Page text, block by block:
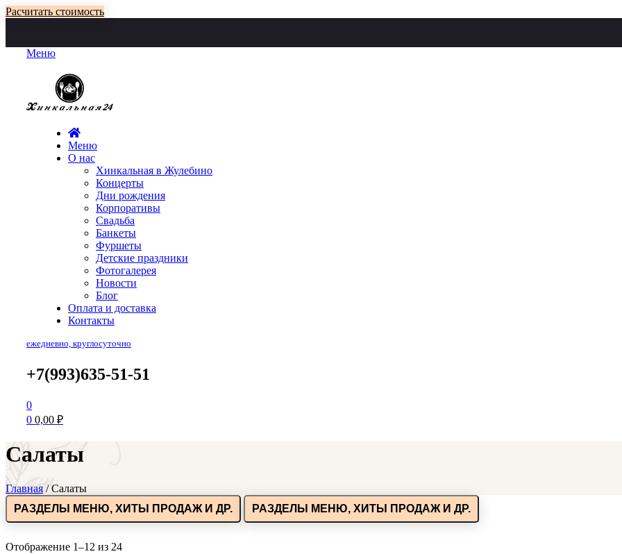
Расчитать стоимость
Меню
Меню
О нас
Хинкальная в Жулебино
Концерты
Дни рождения
Корпоративы
Свадьба
Банкеты
Фуршеты
Детские праздники
Фотогалерея
Новости
Блог
Оплата и доставка
Контакты
ежедневно, круглосуточно
+7(993)635-51-51
0
0 0,00 ₽
Салаты
Главная/Салаты
РАЗДЕЛЫ МЕНЮ, ХИТЫ ПРОДАЖ И ДР.
РАЗДЕЛЫ МЕНЮ, ХИТЫ ПРОДАЖ И ДР.
Отображение 1–12 из 24